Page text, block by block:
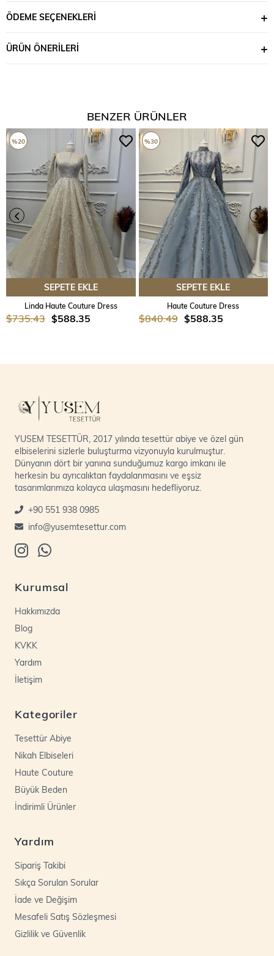
ÖDEME SEÇENEKLERI
ÜRÜN ÖNERILERI
BENZER ÜRÜNLER
SEPETE EKLE
Linda Haute Couture Dress
$588.35
$735.43
%20
SEPETE EKLE
Haute Couture Dress
$588.35
$840.49
%30
YUSEM TESETTÜR, 2017 yılında tesettür abiye ve özel gün
elbiselerini sizlerle buluşturma vizyonuyla kurulmuştur.
Dünyanın dört bir yanına sunduğumuz kargo imkanı ile
herkesin bu ayrıcalıktan faydalanmasını ve eşsiz
tasarımlarımıza kolayca ulaşmasını hedefliyoruz.
+90 551 938 0985
info@yusemtesettur.com
Kurumsal
Hakkımızda
Blog
KVKK
Yardım
İletişim
Kategoriler
Tesettür Abiye
Nikah Elbiseleri
Haute Couture
Büyük Beden
İndirimli Ürünler
Yardım
Sipariş Takibi
Sıkça Sorulan Sorular
İade ve Değişim
Mesafeli Satış Sözleşmesi
Gizlilik ve Güvenlik